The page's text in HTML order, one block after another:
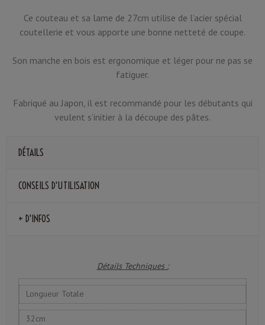
Ce couteau et sa lame de 27cm utilise de l’acier spécial
coutellerie et vous apporte une bonne netteté de coupe.
Son manche en bois est ergonomique et léger pour ne pas se
fatiguer.
Fabriqué au Japon, il est recommandé pour les débutants qui
veulent s’initier à la découpe des pâtes.
DÉTAILS
CONSEILS D'UTILISATION
+ D'INFOS
Détails Techniques :
Longueur Totale
32cm